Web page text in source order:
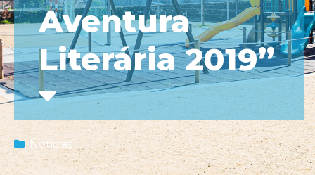
Aventura
Literária 2019”
Notícias